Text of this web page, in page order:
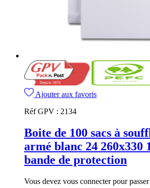
Ajouter aux favoris
Réf GPV : 2134
Boite de 100 sacs à
armé blanc 24 260x330
bande de protection
Vous devez vous connecter pour